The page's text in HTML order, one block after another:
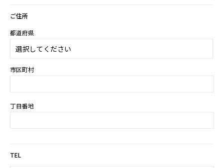
プライバシーポリシー
ご住所
都道府県
市区町村
丁目番地
TEL